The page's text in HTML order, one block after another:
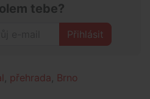
tebe?
Přihlásit
přehrada Brno